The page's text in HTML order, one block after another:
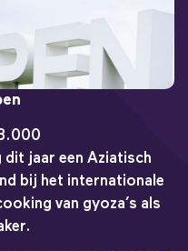
dit jaar een Aziatisch
bij het internationale
van gyoza’s als